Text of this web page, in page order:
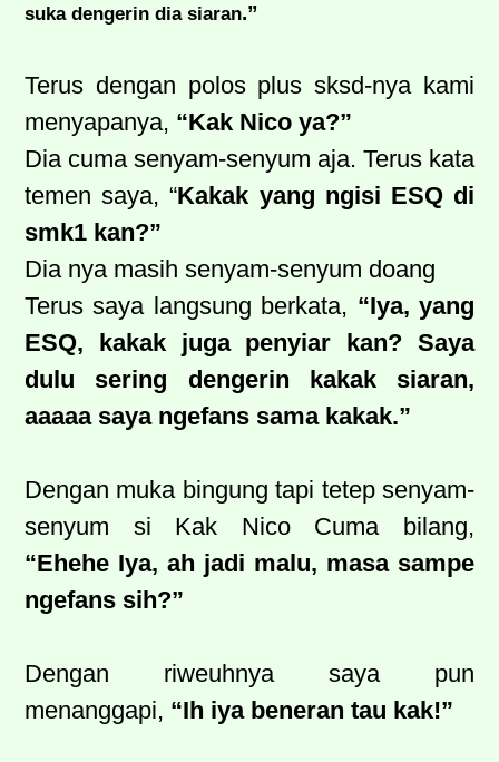
suka dengerin dia siaran.”
Terus dengan polos plus sksd-nya kami
menyapanya, “Kak Nico ya?”
Dia cuma senyam-senyum aja. Terus kata
temen saya, “Kakak yang ngisi ESQ di
smk1 kan?”
Dia nya masih senyam-senyum doang
Terus saya langsung berkata, “Iya, yang
ESQ, kakak juga penyiar kan? Saya
dulu sering dengerin kakak siaran,
aaaaa saya ngefans sama kakak.”
Dengan muka bingung tapi tetep senyam-
senyum si Kak Nico Cuma bilang,
“Ehehe Iya, ah jadi malu, masa sampe
ngefans sih?”
Dengan riweuhnya saya pun
menanggapi, “Ih iya beneran tau kak!”